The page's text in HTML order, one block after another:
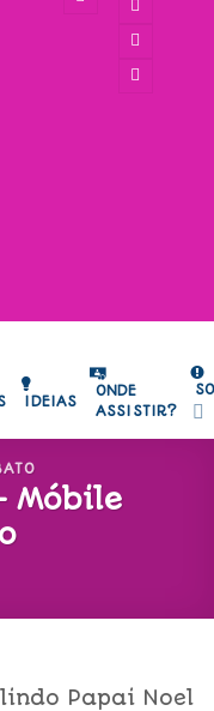
IDEIAS
ONDE
ASSISTIR?
Móbile
Papai Noel